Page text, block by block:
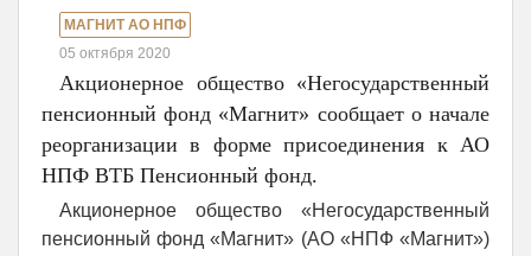
МАГНИТ АО НПФ
05 октября 2020
Акционерное общество «Негосударственный
пенсионный фонд «Магнит» сообщает о начале
реорганизации в форме присоединения к АО
НПФ ВТБ Пенсионный фонд.
Акционерное общество «Негосударственный
пенсионный фонд «Магнит» (АО «НПФ «Магнит»)